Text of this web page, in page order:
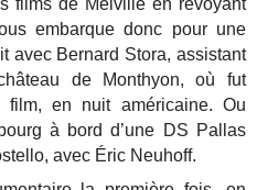
films de Melville en revoyant
embarque donc pour une
avec Bernard Stora, assistant
de Monthyon, où fut
en nuit américaine. Ou
à bord d’une DS Pallas
avec Éric Neuhoff.